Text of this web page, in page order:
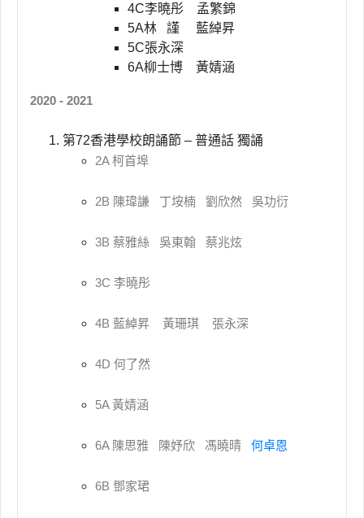
4C李曉彤 孟繁錦
5A林 謹 藍綽昇
5C張永深
6A柳士博 黃婧涵
2020 - 2021
第72香港學校朗誦節 – 普通話 獨誦
2A 柯首埠
2B 陳瑋謙 丁垵楠 劉欣然 吳功衍
3B 蔡雅絲 吳東翰 蔡兆炫
3C 李曉彤
4B 藍綽昇 黃珊琪 張永深
4D 何了然
5A 黃婧涵
6A 陳思雅 陳妤欣 馮曉晴 何卓恩
6B 鄧家珺